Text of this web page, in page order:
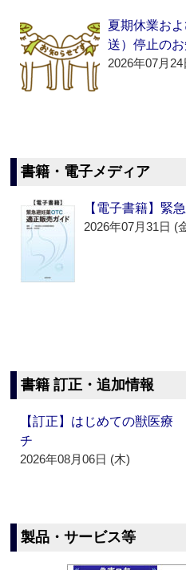
夏期休業お
送）停止の
2026年07月24
書籍・電子メディア
【電子書籍】緊
2026年07月31日 (
書籍 訂正・追加情報
【訂正】はじめての獣医
チ
2026年08月06日 (木)
製品・サービス等